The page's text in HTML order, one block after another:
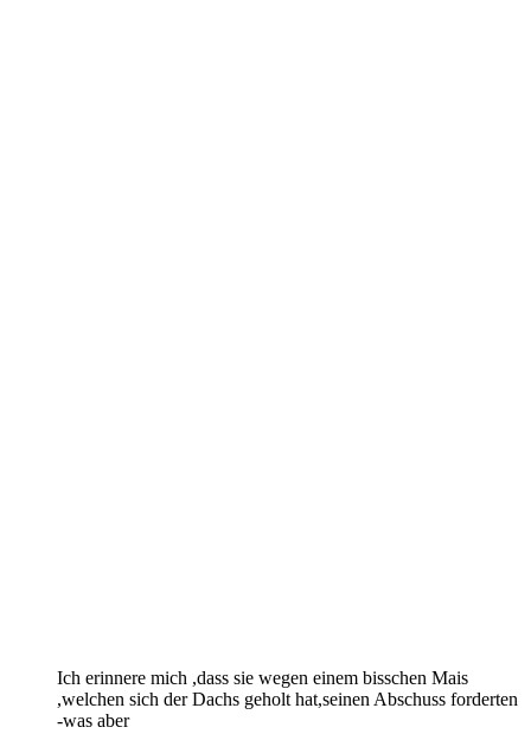
Ich erinnere mich ,dass sie wegen einem bisschen Mais
,welchen sich der Dachs geholt hat,seinen Abschuss forderten
-was aber